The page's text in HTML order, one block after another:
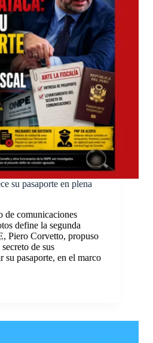
su pasaporte en plena
de comunicaciones
define la segunda
Piero Corvetto, propuso
de sus
su pasaporte, en el marco